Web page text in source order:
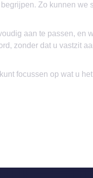
Zo kunnen we
aan te passen,
zonder dat u vastzit
focussen op wat u